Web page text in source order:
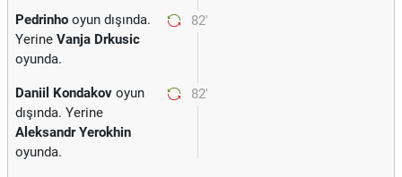
82'
Pedrinho oyun dışında.
Yerine Vanja Drkusic
oyunda.
82'
Daniil Kondakov oyun
dışında. Yerine
Aleksandr Yerokhin
oyunda.